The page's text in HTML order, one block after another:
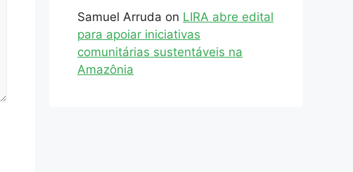
Samuel Arruda on LIRA abre edital
para apoiar iniciativas
comunitárias sustentáveis na
Amazônia